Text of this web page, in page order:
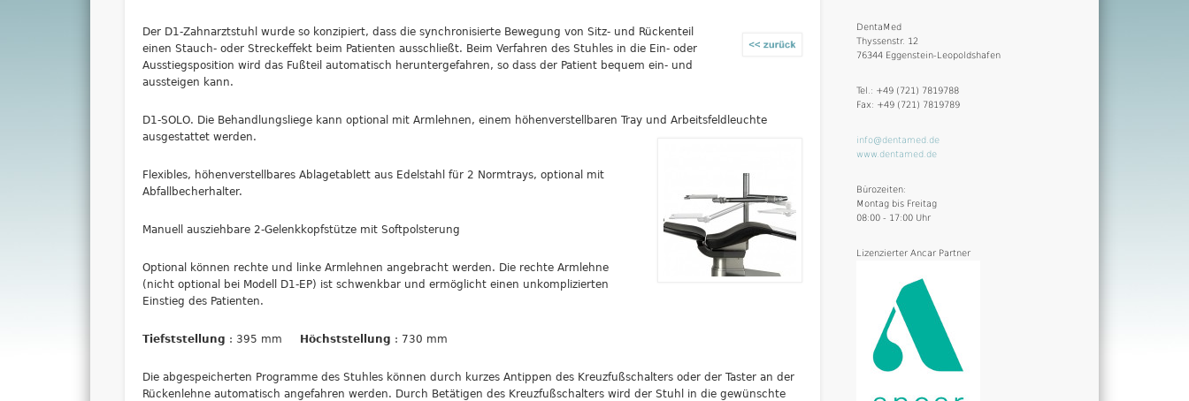
Der D1-Zahnarztstuhl wurde so konzipiert, dass die synchronisierte Bewegung von Sitz- und Rückenteil
einen Stauch- oder Streckeffekt beim Patienten ausschließt. Beim Verfahren des Stuhles in die Ein- oder
Ausstiegsposition wird das Fußteil automatisch heruntergefahren, so dass der Patient bequem ein- und
aussteigen kann.
D1-SOLO. Die Behandlungsliege kann optional mit Armlehnen, einem höhenverstellbaren Tray und Arbeitsfeldleuchte
ausgestattet werden.
Flexibles, höhenverstellbares Ablagetablett aus Edelstahl für 2 Normtrays, optional mit
Abfallbecherhalter.
Manuell ausziehbare 2-Gelenkkopfstütze mit Softpolsterung
Optional können rechte und linke Armlehnen angebracht werden. Die rechte Armlehne
(nicht optional bei Modell D1-EP) ist schwenkbar und ermöglicht einen unkomplizierten
Einstieg des Patienten.
Tiefststellung : 395 mm Höchststellung : 730 mm
Die abgespeicherten Programme des Stuhles können durch kurzes Antippen des Kreuzfußschalters oder der Taster an der
Rückenlehne automatisch angefahren werden. Durch Betätigen des Kreuzfußschalters wird der Stuhl in die gewünschte
DentaMed
Thyssenstr. 12
76344 Eggenstein-Leopoldshafen
Tel.: +49 (721) 7819788
Fax: +49 (721) 7819789
info@dentamed.de
www.dentamed.de
Bürozeiten:
Montag bis Freitag
08:00 - 17:00 Uhr
Lizenzierter Ancar Partner